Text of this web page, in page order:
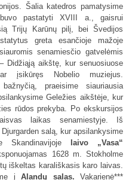
Šalia katedros pamatysime
pastatyti XVIII a., gaisrui
Trijų Karūnų pilį, bei Švedijos
greta esančioje mažoje
senamiesčio gatvelėmis
Didžiąją aikštę, kur senuosiuose
įsikūręs Nobelio muziejus.
praeisime siauriausia
Geležies aikštėje, kur
rūdos prekyba. Po ekskursijos
laikas senamiestyje. Iš
salą, kur apsilankysime
Skandinavijoje laivo „Vasa“
1628 m. Stokholme
iškeltas karališkasis karo laivas.
į Alandų salas. Vakarienė***